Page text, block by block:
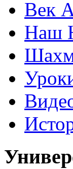
Век
Наш